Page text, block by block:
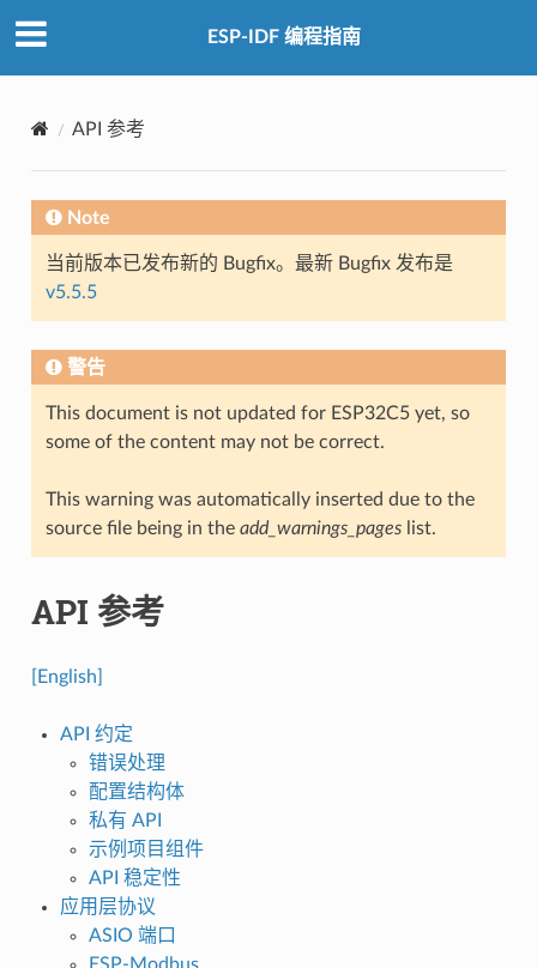
ESP-IDF 编程指南
API 参考
Note
当前版本已发布新的 Bugfix。最新 Bugfix 发布是
v5.5.5
警告
This document is not updated for ESP32C5 yet, so
some of the content may not be correct.
This warning was automatically inserted due to the
source file being in the add_warnings_pageslist.
API 参考
[English]
API 约定
错误处理
配置结构体
私有 API
示例项目组件
API 稳定性
应用层协议
ASIO 端口